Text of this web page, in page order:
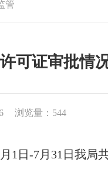
管
可证审批情
浏览量：544
日-7月31日我局